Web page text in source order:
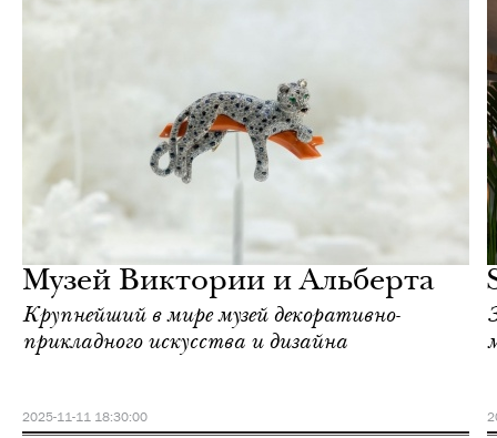
Музей Виктории и Альберта
Крупнейший в мире музей декоративно-
прикладного искусства и дизайна
2025-11-11 18:30:00